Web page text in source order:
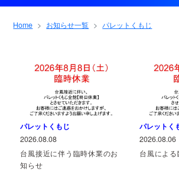
お知らせ一覧
専門店 パレット広報部
Home お知らせ一覧 パレットくもじ
パレットくもじ
2026.08.08
台風接近に伴う臨時休業のお
知らせ
パレットく
2026.08.06
台風によ